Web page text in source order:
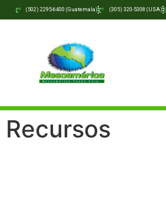
(502) 2295-6400 (Guatemala) (305) 320-5308 (USA)
Recursos